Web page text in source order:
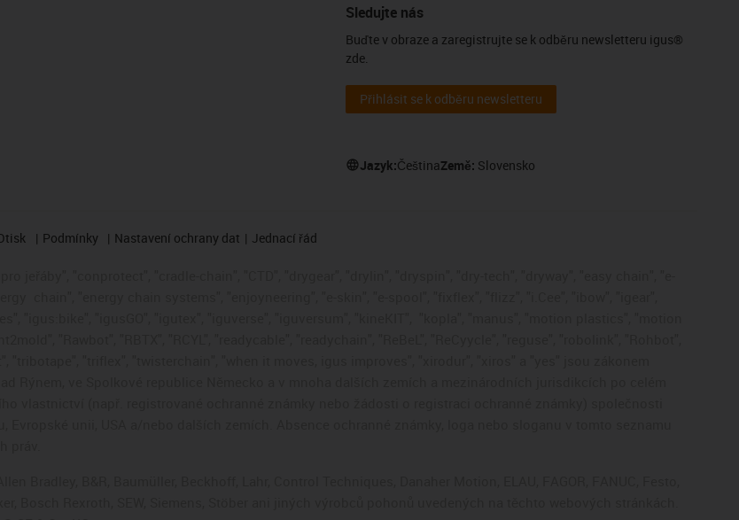
Sledujte nás
Buďte v obraze a zaregistrujte se k odběru newsletteru igus®
zde.
Přihlásit se k odběru newsletteru
Jazyk:ČeštinaZemě: Slovensko
Podmínky Nastavení ochrany dat Jednací řád